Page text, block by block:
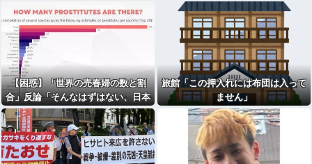
【困惑】「世界の売春婦の数と割
合」反論「そんなはずはない、日本
は上位なはずだ」←これｗｗｗｗｗ
ｗｗｗｗｗ
旅館「この押入れには布団は入って
ません」